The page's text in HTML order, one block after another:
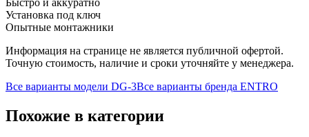
Быстро и аккуратно
Установка под ключ
Опытные монтажники
Информация на странице не является публичной офертой.
Точную стоимость, наличие и сроки уточняйте у менеджера.
Все варианты модели DG-3Все варианты бренда ENTRO
Похожие в категории